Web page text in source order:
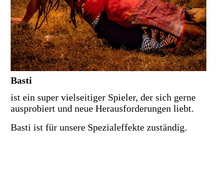
Basti
ist ein super vielseitiger Spieler, der sich gerne
ausprobiert und neue Herausforderungen liebt.
Basti ist für unsere Spezialeffekte zuständig.